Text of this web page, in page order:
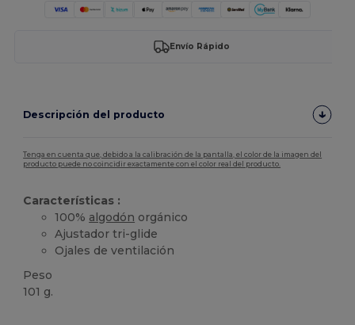
Envío Rápido
Descripción del producto
Tenga en cuenta que, debido a la calibración de la pantalla, el color de la imagen del
producto puede no coincidir exactamente con el color real del producto.
Características :
100% algodón orgánico
Ajustador tri-glide
Ojales de ventilación
Peso
101 g.